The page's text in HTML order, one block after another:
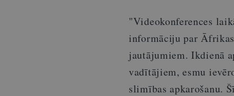
"Videokonferences
informāciju par
jautājumiem. Ikdienā
vadītājiem, esmu
slimības apkarošanu.